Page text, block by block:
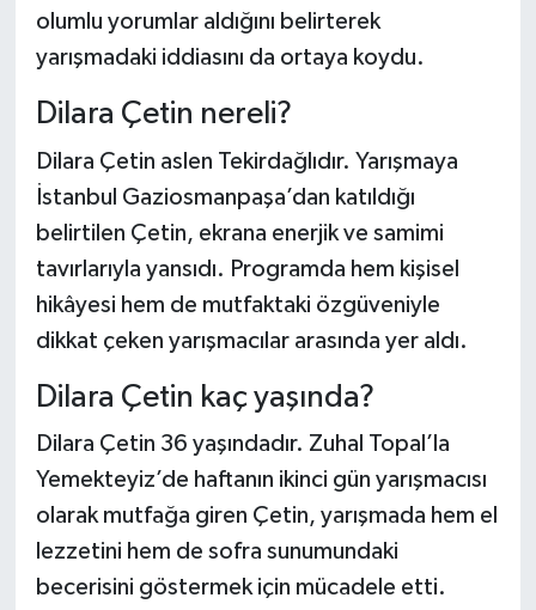
olumlu yorumlar aldığını belirterek
yarışmadaki iddiasını da ortaya koydu.
Dilara Çetin nereli?
Dilara Çetin aslen Tekirdağlıdır. Yarışmaya
İstanbul Gaziosmanpaşa’dan katıldığı
belirtilen Çetin, ekrana enerjik ve samimi
tavırlarıyla yansıdı. Programda hem kişisel
hikâyesi hem de mutfaktaki özgüveniyle
dikkat çeken yarışmacılar arasında yer aldı.
Dilara Çetin kaç yaşında?
Dilara Çetin 36 yaşındadır. Zuhal Topal’la
Yemekteyiz’de haftanın ikinci gün yarışmacısı
olarak mutfağa giren Çetin, yarışmada hem el
lezzetini hem de sofra sunumundaki
becerisini göstermek için mücadele etti.
İnebolu Haberleri
Merkez Haberleri
Pınarbaşı Haberleri
Şenpazar Haberleri
Seydiler Haberleri
Taşköprü Haberleri
Tosya Haberleri
Karadeniz Haberleri
Ulusal Haberler